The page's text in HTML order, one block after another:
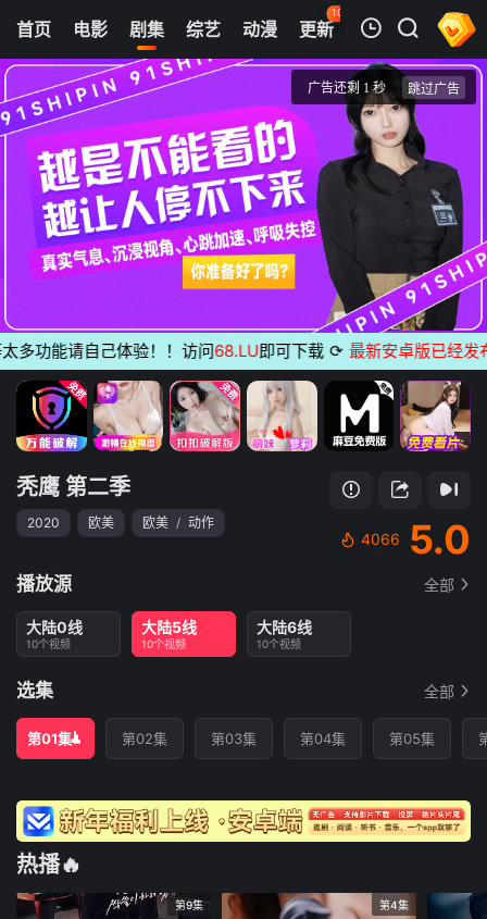
首页 电影 剧集 综艺 动漫 更新
102
热榜 APP
我的观影记录
第01集
秃鹰 第二季
清空
能请自己体验！！访问 68.LU即可下载 ⟳ 最新安卓版已经发布无
秃鹰 第二季
2020 欧美 欧美 / 动作
4066 5.0
播放源 全部
大陆0线
10个视频
大陆5线
10个视频
大陆6线
10个视频
选集 全部
第01集 第02集 第03集 第04集 第05集
热播🔥
第9集 第4集